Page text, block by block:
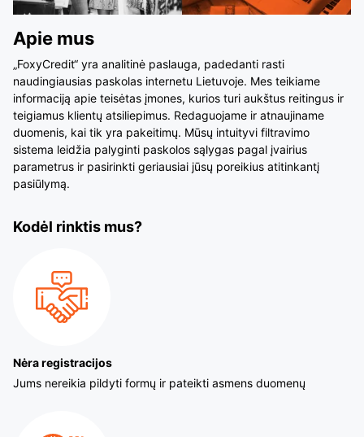
Apie mus
„FoxyCredit“ yra analitinė paslauga, padedanti rasti
naudingiausias paskolas internetu Lietuvoje. Mes teikiame
informaciją apie teisėtas įmones, kurios turi aukštus reitingus ir
teigiamus klientų atsiliepimus. Redaguojame ir atnaujiname
duomenis, kai tik yra pakeitimų. Mūsų intuityvi filtravimo
sistema leidžia palyginti paskolos sąlygas pagal įvairius
parametrus ir pasirinkti geriausiai jūsų poreikius atitinkantį
pasiūlymą.
Kodėl rinktis mus?
Nėra registracijos
Jums nereikia pildyti formų ir pateikti asmens duomenų